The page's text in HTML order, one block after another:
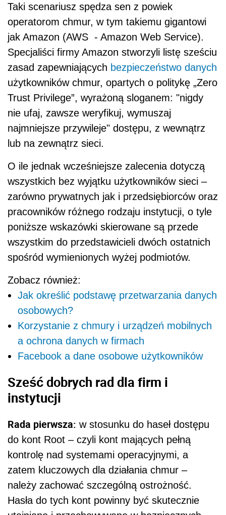
Taki scenariusz spędza sen z powiek
operatorom chmur, w tym takiemu gigantowi
jak Amazon (AWS - Amazon Web Service).
Specjaliści firmy Amazon stworzyli listę sześciu
zasad zapewniających bezpieczeństwo danych
użytkowników chmur, opartych o politykę „Zero
Trust Privilege”, wyrażoną sloganem: "nigdy
nie ufaj, zawsze weryfikuj, wymuszaj
najmniejsze przywileje" dostępu, z wewnątrz
lub na zewnątrz sieci.
O ile jednak wcześniejsze zalecenia dotyczą
wszystkich bez wyjątku użytkowników sieci –
zarówno prywatnych jak i przedsiębiorców oraz
pracowników różnego rodzaju instytucji, o tyle
poniższe wskazówki skierowane są przede
wszystkim do przedstawicieli dwóch ostatnich
spośród wymienionych wyżej podmiotów.
Zobacz również:
Jak określić podstawę przetwarzania danych
osobowych?
Korzystanie z chmury i urządzeń mobilnych
a ochrona danych w firmach
Facebook a dane osobowe użytkowników
Sześć dobrych rad dla firm i
instytucji
Rada pierwsza: w stosunku do haseł dostępu
do kont Root – czyli kont mających pełną
kontrolę nad systemami operacyjnymi, a
zatem kluczowych dla działania chmur –
należy zachować szczególną ostrożność.
Hasła do tych kont powinny być skutecznie